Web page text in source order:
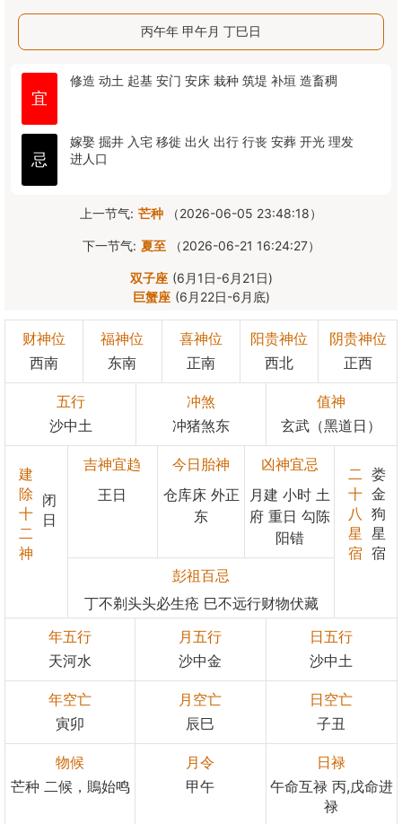
丙午年 甲午月 丁巳日
宜
修造 动土 起基 安门 安床 栽种 筑堤 补垣 造畜稠
忌
嫁娶 掘井 入宅 移徙 出火 出行 行丧 安葬 开光 理发
进人口
上一节气: 芒种 （2026-06-05 23:48:18）
下一节气: 夏至 （2026-06-21 16:24:27）
双子座 (6月1日-6月21日)
巨蟹座 (6月22日-6月底)
财神位
西南
福神位
东南
喜神位
正南
阳贵神位
西北
阴贵神位
正西
五行
沙中土
冲煞
冲猪煞东
值神
玄武（黑道日）
建
除
十
二
神
闭
日
吉神宜趋
王日
今日胎神
仓库床 外正
东
凶神宜忌
月建 小时 土
府 重日 勾陈
阳错
彭祖百忌
丁不剃头头必生疮 巳不远行财物伏藏
二
十
八
星
宿
娄
金
狗
星
宿
年五行
天河水
月五行
沙中金
日五行
沙中土
年空亡
寅卯
月空亡
辰巳
日空亡
子丑
物候
芒种 二候，鵙始鸣
月令
甲午
日禄
午命互禄 丙,戊命进
禄